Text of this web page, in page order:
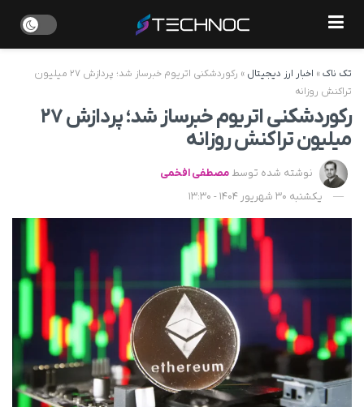
تک ناک» اخبار ارز دیجیتال »
رکوردشکنی اتریوم خبرساز شد؛ پردازش ۲۷ میلیون
تراکنش روزانه
رکوردشکنی اتریوم خبرساز شد؛ پردازش ۲۷
میلیون تراکنش روزانه
نوشته شده توسط مصطفی افخمی
یکشنبه 30 شهریور 1404 - 13:30